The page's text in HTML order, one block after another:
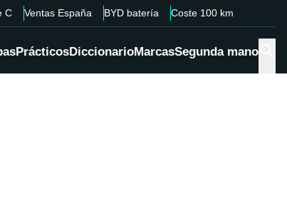
C Ventas España BYD batería Coste 100 km
PrácticosDiccionarioMarcasSegunda mano